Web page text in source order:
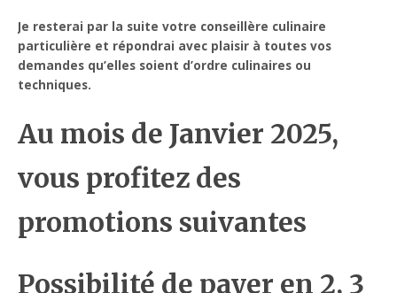
Je resterai par la suite votre conseillère culinaire
particulière et répondrai avec plaisir à toutes vos
demandes qu’elles soient d’ordre culinaires ou
techniques.
Au mois de Janvier 2025,
vous profitez des
promotions suivantes
Possibilité de payer en 2, 3